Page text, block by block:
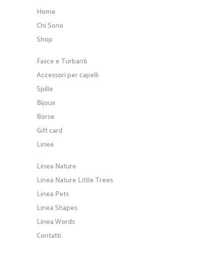
Home
Chi Sono
Shop
Fasce e Turbanti
Accessori per capelli
Spille
Bijoux
Borse
Gift card
Linee
Linea Nature
Linea Nature Little Trees
Linea Pets
Linea Shapes
Linea Words
Contatti